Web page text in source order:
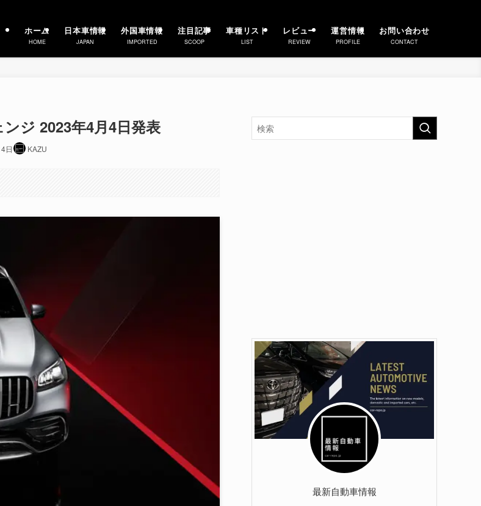
ホーム
HOME
日本車情報
JAPAN
外国車情報
IMPORTED
注目記事
SCOOP
車種リスト
LIST
レビュー
REVIEW
運営情報
PROFILE
お問い合わせ
CONTACT
ジ 2023年4月4日発表
日 KAZU
最新自動車情報